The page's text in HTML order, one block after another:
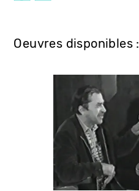
Oeuvres disponibles :